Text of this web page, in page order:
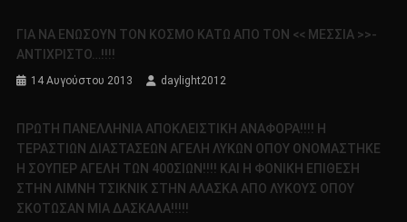
ΓΙΑ ΝΑ ΕΝΩΣΟΥΝ ΤΟΝ ΚΟΣΜΟ ΚΑΤΩ ΑΠΟ ΤΟΝ << ΜΕΣΣΙΑ >>-
ΑΝΤΙΧΡΙΣΤΟ…!!!!
14 Αυγούστου 2013 daylight2012
ΠΡΩΤΗ ΠΑΝΕΛΛΗΝΙΑ ΑΠΟΚΛΕΙΣΤΙΚΗ ΑΝΑΦΟΡΑ!!!! Η
ΤΕΡΑΣΤΙΩΝ ΔΙΑΣΤΑΣΕΩΝ ΑΓΕΛΗ ΛΥΚΩΝ ΟΠΟΥ ΟΝΟΜΑΣΤΗΚΕ
Η ΣΟΥΠΕΡ ΑΓΕΛΗ ΤΩΝ 400ΣΙΩΝ!!!! ΚΑΙ Η ΦΟΝΙΚΗ ΕΠΙΘΕΣΗ
ΣΤΗΝ ΛΙΜΝΗ ΤΣΙΚΝΙΚ ΣΤΗΝ ΑΛΑΣΚΑ ΑΠΟ ΛΥΚΟΥΣ ΟΠΟΥ
ΣΚΟΤΩΣΑΝ ΜΙΑ ΔΑΣΚΑΛΑ!!!!!